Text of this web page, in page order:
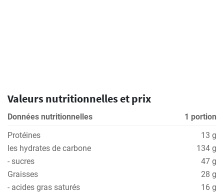
Valeurs nutritionnelles et prix
Données nutritionnelles
1 portion
Protéines
13 g
les hydrates de carbone
134 g
- sucres
47 g
Graisses
28 g
- acides gras saturés
16 g